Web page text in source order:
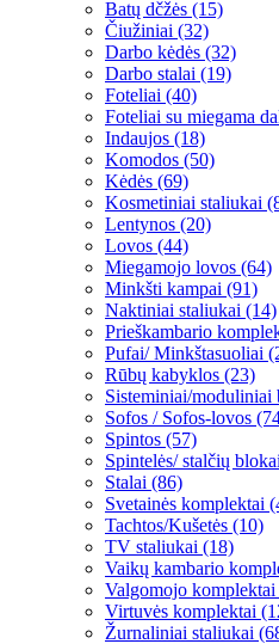
Batų dčžės (15)
Čiužiniai (32)
Darbo kėdės (32)
Darbo stalai (19)
Foteliai (40)
Foteliai su miegama
Indaujos (18)
Komodos (50)
Kėdės (69)
Kosmetiniai staliukai
Lentynos (20)
Lovos (44)
Miegamojo lovos (64)
Minkšti kampai (91)
Naktiniai staliukai (14)
Prieškambario
Pufai/ Minkštasuoliai
Rūbų kabyklos (23)
Sisteminiai/moduliniai
Sofos / Sofos-lovos
Spintos (57)
Spintelės/ stalčių
Stalai (86)
Svetainės komplektai
Tachtos/Kušetės (10)
TV staliukai (18)
Vaikų kambario
Valgomojo
Virtuvės komplektai
Žurnaliniai staliukai